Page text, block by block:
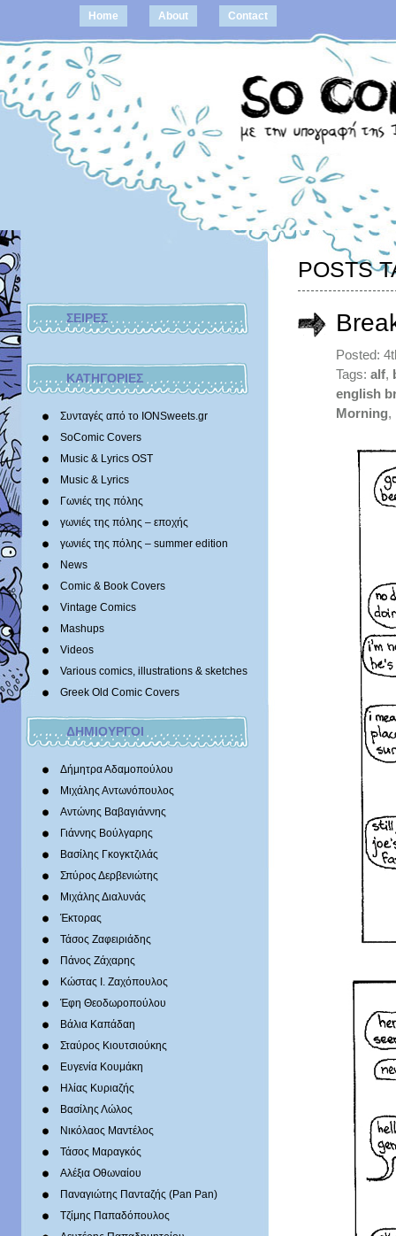
Home About Contact
ΣΕΙΡΕΣ
ΚΑΤΗΓΟΡΙΕΣ
Συνταγές από το IONSweets.gr
SoComic Covers
Music & Lyrics OST
Music & Lyrics
Γωνιές της πόλης
γωνιές της πόλης – εποχής
γωνιές της πόλης – summer edition
News
Comic & Book Covers
Vintage Comics
Mashups
Videos
Various comics, illustrations & sketches
Greek Old Comic Covers
ΔΗΜΙΟΥΡΓΟΙ
Δήμητρα Αδαμοπούλου
Μιχάλης Αντωνόπουλος
Αντώνης Βαβαγιάννης
Γιάννης Βούλγαρης
Βασίλης Γκογκτζιλάς
Σπύρος Δερβενιώτης
Mιχάλης Διαλυνάς
Έκτορας
Τάσος Ζαφειριάδης
Πάνος Ζάχαρης
Κώστας Ι. Ζαχόπουλoς
Έφη Θεοδωροπούλου
Βάλια Καπάδαη
Σταύρος Κιουτσιούκης
Ευγενία Κουμάκη
Ηλίας Κυριαζής
Βασίλης Λώλος
Νικόλαος Μαντέλος
Τάσος Μαραγκός
Αλέξια Οθωναίου
Παναγιώτης Πανταζής (Pan Pan)
Τζίμης Παπαδόπουλος
POSTS
Posted:
Tags: alf,
english
Morning,